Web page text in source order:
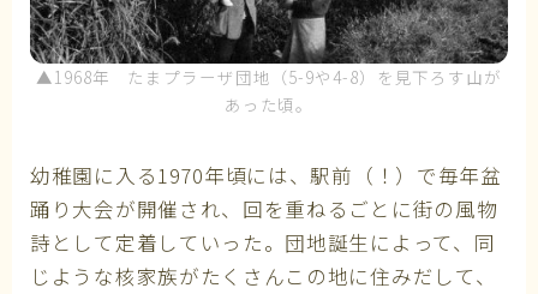
▲1968年 たまプラーザ団地（5-9や4-8）を見下ろす山が
あった頃。
幼稚園に入る1970年頃には、駅前（！）で毎年盆
踊り大会が開催され、回を重ねるごとに街の風物
詩として定着していった。団地誕生によって、同
じような核家族がたくさんこの地に住みだして、